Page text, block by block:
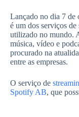
Lançado no dia 7 de
é um dos serviços
utilizado no mundo.
música, vídeo e
procurado na
entre as empresas.
O serviço de
Spotify AB, que